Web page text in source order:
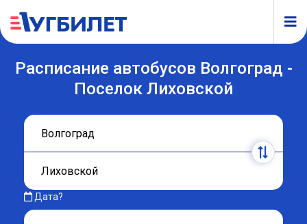
Расписание автобусов Волгоград -
Поселок Лиховской
Дата?